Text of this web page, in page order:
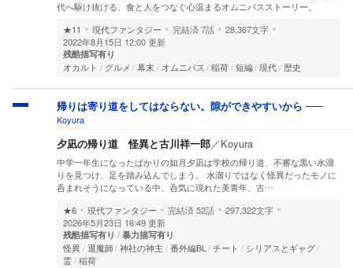
代へ駆け抜ける、食と人をつなぐ心温まるオムニバスストーリー。
★11
現代ファンタジー 完結済7話
28,367文字
2022年8月15日 12:00 更新
残酷描写有り
オカルト グルメ 幕末 オムニバス 稲荷 短編 現代 歴史
帰りは寄り道をしてはならない。隙ができやすいから
Koyura
夕凪の帰り道 怪異と古川祥一郎／Koyura
中学一年生になったばかりの如月夕凪は学校の帰り道、不審な黒い水溜
りを見つけ、足を踏み込んでしまう。 水溜りではなく怪異だったモノに
呑まれそうになっている中、呑気に現れた美青年、古…
★6
現代ファンタジー 完結済52話
297,322文字
2026年5月23日 16:49 更新
残酷描写有り 暴力描写有り
怪異 退魔師 神社の神主 番外編BL チート
シリアスとギャグ
霊 稲荷